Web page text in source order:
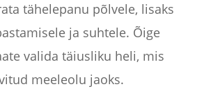
tähelepanu põlvele, lisaks
ja suhtele. Õige
valida täiusliku heli, mis
meeleolu jaoks.